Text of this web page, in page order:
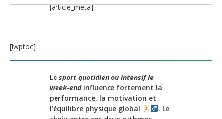
[article_meta]
[lwptoc]
Le sport quotidien ou intensif le
week-endinfluence fortement la
performance, la motivation et
l’équilibre physique global
. Le